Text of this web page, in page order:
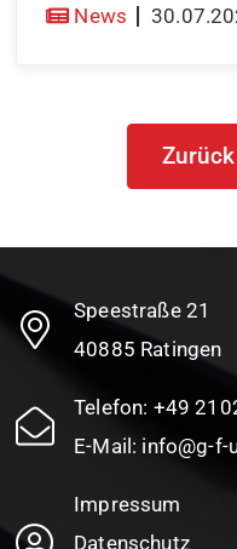
News
Speestraße 21
40885 Ratingen
Telefon: +49
E-Mail: info@g-f-
Impressum
Datenschutz